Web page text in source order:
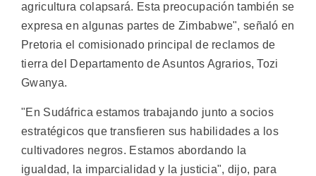
agricultura colapsará. Esta preocupación también se
expresa en algunas partes de Zimbabwe", señaló en
Pretoria el comisionado principal de reclamos de
tierra del Departamento de Asuntos Agrarios, Tozi
Gwanya.
"En Sudáfrica estamos trabajando junto a socios
estratégicos que transfieren sus habilidades a los
cultivadores negros. Estamos abordando la
igualdad, la imparcialidad y la justicia", dijo, para